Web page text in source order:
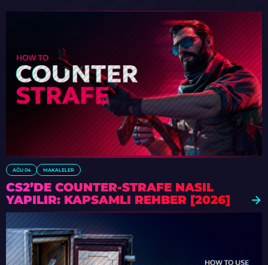
AĞU 04 MAKALELER
CS2’DE COUNTER-STRAFE NASIL
YAPILIR: KAPSAMLI REHBER [2026]